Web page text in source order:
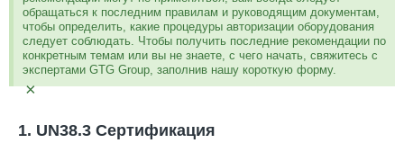
обращаться к последним правилам и руководящим документам,
чтобы определить, какие процедуры авторизации оборудования
следует соблюдать. Чтобы получить последние рекомендации по
конкретным темам или вы не знаете, с чего начать, свяжитесь с
экспертами GTG Group, заполнив нашу короткую форму.
×
1. UN38.3 Сертификация